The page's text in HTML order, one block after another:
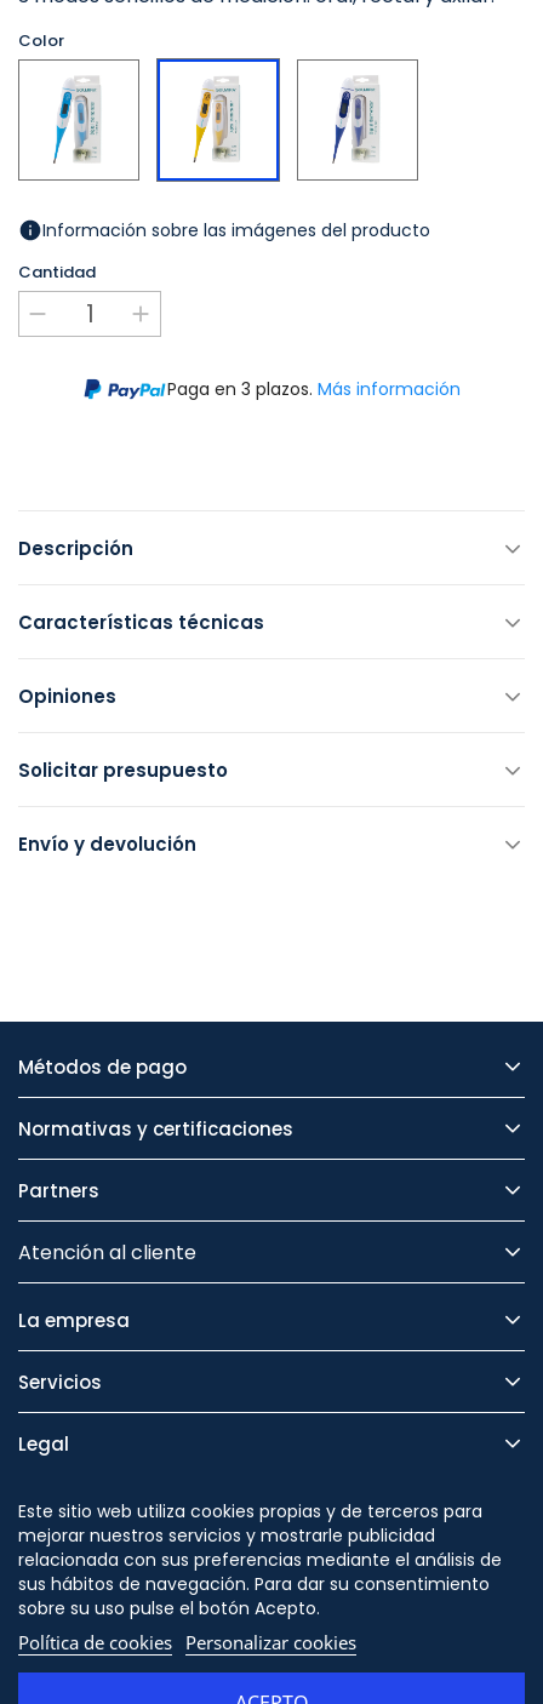
Color
Azul Amarillo Azul
Información sobre las imágenes del producto
Cantidad
Paga en 3 plazos. Más información
Descripción
Características técnicas
Opiniones
Solicitar presupuesto
Envío y devolución
Métodos de pago
Normativas y certificaciones
Partners
Atención al cliente
La empresa
Servicios
Legal
Seguridad
Este sitio web utiliza cookies propias y de terceros para
mejorar nuestros servicios y mostrarle publicidad
relacionada con sus preferencias mediante el análisis de
sus hábitos de navegación. Para dar su consentimiento
sobre su uso pulse el botón Acepto.
Política de cookies Personalizar cookies
Síguenos en